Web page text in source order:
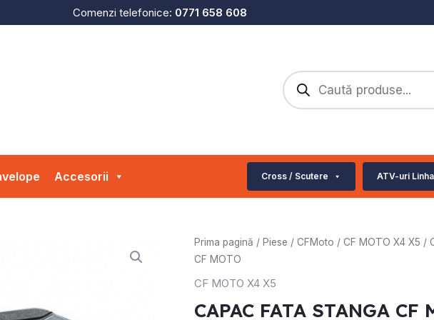
Comenzi telefonice: 0771 658 608
Products
search
Accesorii Cross / Scutere ATV-uri
Prima pagină / Piese / CFMoto / CF MOTO X4 X5 /
CF MOTO
CF MOTO X4 X5
CAPAC FATA STANGA CF
Cantitate
CAPAC
CF